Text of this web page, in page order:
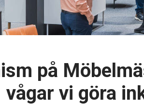
på
vågar vi göra